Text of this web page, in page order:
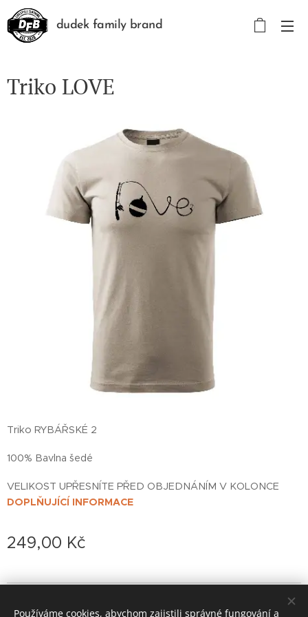
dudek family brand
Triko LOVE
Triko RYBÁŘSKÉ 2
100% Bavlna šedé
VELIKOST UPŘESNÍTE PŘED OBJEDNÁNÍM V KOLONCE
DOPLŇUJÍCÍ INFORMACE
249,00 Kč
Používáme cookies, abychom zajistili správné fungování a